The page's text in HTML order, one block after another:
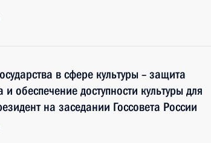
в сфере культуры – защита
и обеспечение доступности культуры для
на заседании Госсовета России